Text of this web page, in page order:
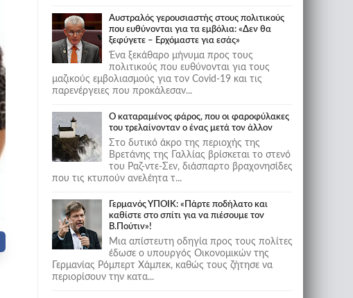
Αυστραλός γερουσιαστής στους πολιτικούς
που ευθύνονται για τα εμβόλια: «Δεν θα
ξεφύγετε – Ερχόμαστε για εσάς»
Ένα ξεκάθαρο μήνυμα προς τους
πολιτικούς που ευθύνονται για τους
μαζικούς εμβολιασμούς για τον Covid-19 και τις
παρενέργειες που προκάλεσαν...
Ο καταραμένος φάρος, που οι φαροφύλακες
του τρελαίνονταν ο ένας μετά τον άλλον
Στο δυτικό άκρο της περιοχής της
Βρετάνης της Γαλλίας βρίσκεται το στενό
του Ραζ-ντε-Σεν, διάσπαρτο βραχονησίδες
που τις κτυπούν ανελέητα τ...
Γερμανός ΥΠΟΙΚ: «Πάρτε ποδήλατο και
καθίστε στο σπίτι για να πιέσουμε τον
Β.Πούτιν»!
Μια απίστευτη οδηγία προς τους πολίτες
έδωσε ο υπουργός Οικονομικών της
Γερμανίας Ρόμπερτ Χάμπεκ, καθώς τους ζήτησε να
περιορίσουν την κατα...